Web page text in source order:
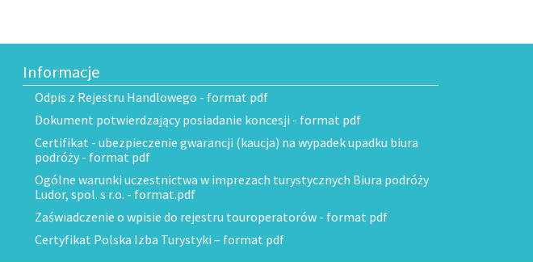
Informacje
Odpis z Rejestru Handlowego - format pdf
Dokument potwierdzający posiadanie koncesji - format pdf
Certifikat - ubezpieczenie gwarancji (kaucja) na wypadek upadku biura
podróży - format pdf
Ogólne warunki uczestnictwa w imprezach turystycznych Biura podróży
Ludor, spol. s r.o. - format.pdf
Zaświadczenie o wpisie do rejestru touroperatorów - format pdf
Certyfikat Polska Izba Turystyki – format pdf